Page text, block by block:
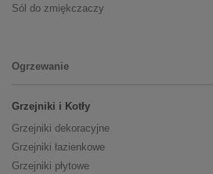
Sól do zmiękczaczy
Ogrzewanie
Grzejniki i Kotły
Grzejniki dekoracyjne
Grzejniki łazienkowe
Grzejniki płytowe